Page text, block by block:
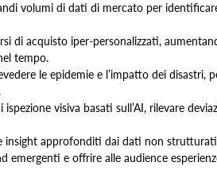
volumi di dati di mercato per
di acquisto iper-personalizzati,
tempo.
le epidemie e l’impatto dei disastri,
visiva basati sull’AI, rilevare
insight approfonditi dai dati non
e offrire alle audience